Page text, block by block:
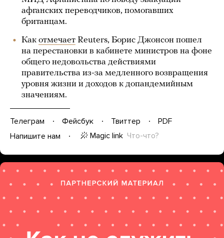
афганских переводчиков, помогавших
британцам.
Как отмечает Reuters, Борис Джонсон пошел
на перестановки в кабинете министров на фоне
общего недовольства действиями
правительства из-за медленного возвращения
уровня жизни и доходов к допандемийным
значениям.
Телеграм Фейсбук Твиттер
PDF
Напишите нам
Magic link Что-что?